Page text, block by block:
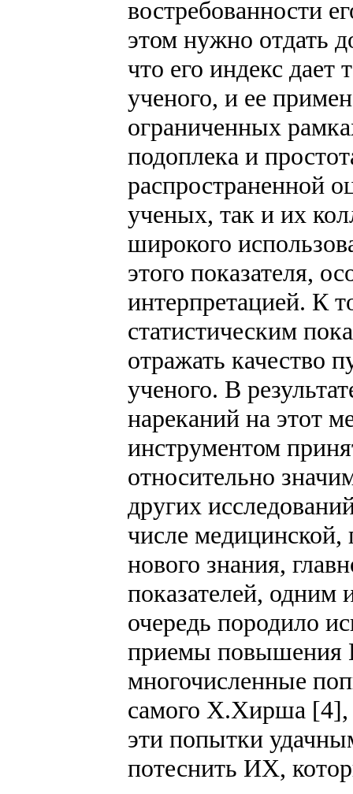
востребованности
этом нужно отдать
что его индекс
ученого, и ее
ограниченных
подоплека и
распространенной
ученых, так и их
широкого
этого показателя,
интерпретацией. К
статистическим
отражать качество
ученого. В
нареканий на этот
инструментом
относительно
других
числе медицинской,
нового знания,
показателей,
очередь породило
приемы повышения
многочисленные
самого Х.Хирша [4],
эти попытки
потеснить ИХ,